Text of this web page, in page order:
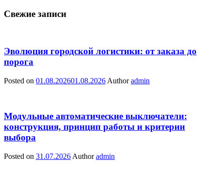
Свежие записи
Эволюция городской логистики: от заказа до
порога
Posted on 01.08.202601.08.2026 Author admin
Модульные автоматические выключатели:
конструкция, принцип работы и критерии
выбора
Posted on 31.07.2026 Author admin